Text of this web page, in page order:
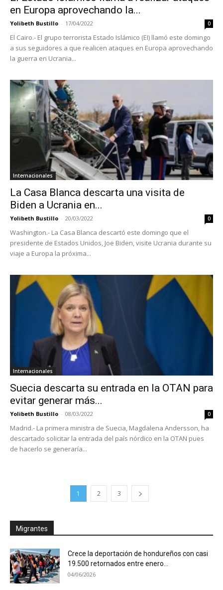
en Europa aprovechando la...
Yolibeth Bustillo - 17/04/2022 0
El Cairo.- El grupo terrorista Estado Islámico (EI) llamó este domingo
a sus seguidores a que realicen ataques en Europa aprovechando
la guerra en Ucrania...
Internacionales
La Casa Blanca descarta una visita de
Biden a Ucrania en...
Yolibeth Bustillo - 20/03/2022 0
Washington.- La Casa Blanca descartó este domingo que el
presidente de Estados Unidos, Joe Biden, visite Ucrania durante su
viaje a Europa la próxima...
Internacionales
Suecia descarta su entrada en la OTAN para
evitar generar más...
Yolibeth Bustillo - 08/03/2022 0
Madrid.- La primera ministra de Suecia, Magdalena Andersson, ha
descartado solicitar la entrada del país nórdico en la OTAN pues
de hacerlo se generaría...
1 2 3
Migrantes
Crece la deportación de hondureños con casi
19.500 retornados entre enero...
04/06/2026